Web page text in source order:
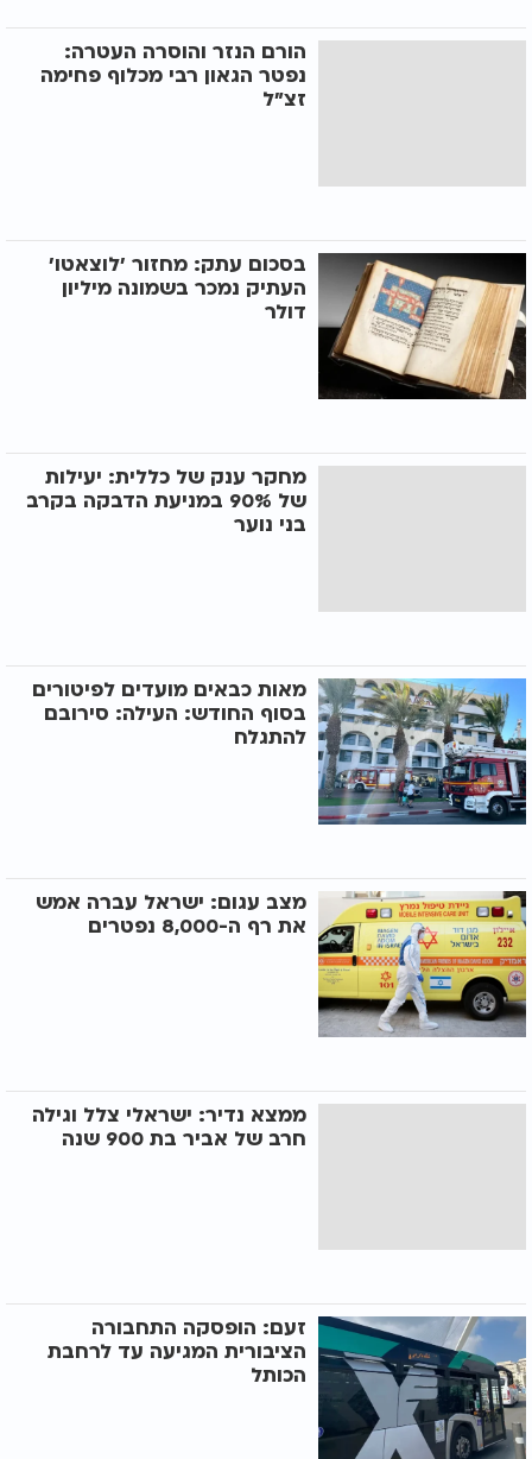
הורם הנזר והוסרה העטרה:
נפטר הגאון רבי מכלוף פחימה
זצ"ל
בסכום עתק: מחזור ’לוצאטו’
העתיק נמכר בשמונה מיליון
דולר
מחקר ענק של כללית: יעילות
של 90% במניעת הדבקה בקרב
בני נוער
מאות כבאים מועדים לפיטורים
בסוף החודש: העילה: סירובם
להתגלח
מצב עגום: ישראל עברה אמש
את רף ה-8,000 נפטרים
ממצא נדיר: ישראלי צלל וגילה
חרב של אביר בת 900 שנה
זעם: הופסקה התחבורה
הציבורית המגיעה עד לרחבת
הכותל